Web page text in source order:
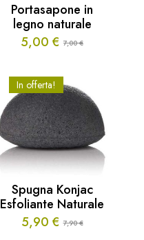
Portasapone in
legno naturale
7,00€
Il
originale
era:
7,00 €.
5,00 €
Il
attuale
è:
5,00 €.
In offerta!
Spugna Konjac
Esfoliante Naturale
7,90€
Il
5,90 €
Il